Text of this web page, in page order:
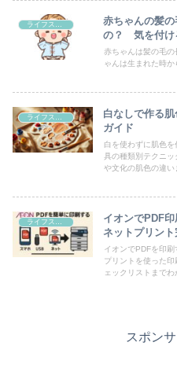
ライフスタイル
赤ちゃんの髪
の？ 気を付け
赤ちゃんは髪の毛
ゃんは生まれた時か
ライフスタイル
白なしで作る
ガイド
白を使わずに肌色
具の種類別テクニ
や文化の肌色の違
ライフスタイル
イオンでPDF
ネットプリン
イオンでPDFを印
プリントを使った
ェックリストまでわ
スポン